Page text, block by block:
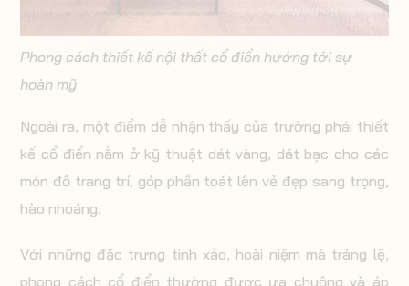
Phong cách thiết kế nội thất cổ điển hướng tới sự
hoàn mỹ
Ngoài ra, một điểm dễ nhận thấy của trường phái thiết
kế cổ điển nằm ở kỹ thuật dát vàng, dát bạc cho các
món đồ trang trí, góp phần toát lên vẻ đẹp sang trọng,
hào nhoáng.
Với những đặc trưng tinh xảo, hoài niệm mà tráng lệ,
phong cách cổ điển thường được ưa chuộng và áp